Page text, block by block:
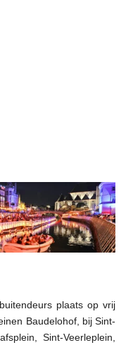
plaats op vrij
Baudelohof, bij Sint-
Sint-Veerleplein,